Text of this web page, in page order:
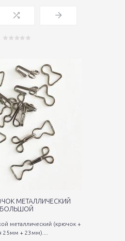
МЕТАЛЛИЧЕСКИЙ
БОЛЬШОЙ
металлический (крючок +
25мм + 23мм)....